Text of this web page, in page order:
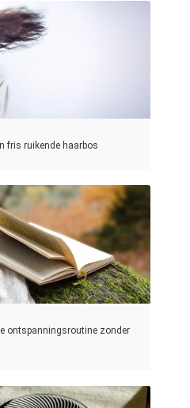
fris ruikende haarbos
ontspanningsroutine zonder